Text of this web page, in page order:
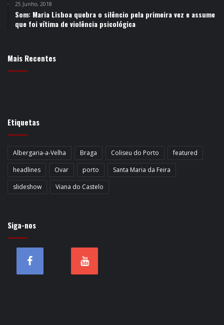
25 Junho, 2018
Som: Maria Lisboa quebra o silêncio pela primeira vez e assume
que foi vítima de violência psicológica
Mais Recentes
Etiquetas
Albergaria-a-Velha Braga Coliseu do Porto
featured
headlines
Ovar porto
Santa Maria da Feira
slideshow
Viana do Castelo
Siga-nos